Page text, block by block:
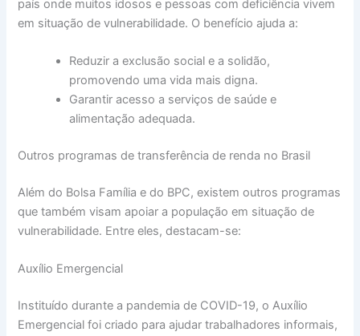
país onde muitos idosos e pessoas com deficiência vivem
em situação de vulnerabilidade. O benefício ajuda a:
Reduzir a exclusão social e a solidão,
promovendo uma vida mais digna.
Garantir acesso a serviços de saúde e
alimentação adequada.
Outros programas de transferência de renda no Brasil
Além do Bolsa Família e do BPC, existem outros programas
que também visam apoiar a população em situação de
vulnerabilidade. Entre eles, destacam-se:
Auxílio Emergencial
Instituído durante a pandemia de COVID-19, o Auxílio
Emergencial foi criado para ajudar trabalhadores informais,